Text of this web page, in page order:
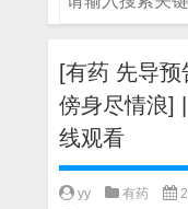
[有药 先导
傍身尽情浪]
线观看
yy 有药